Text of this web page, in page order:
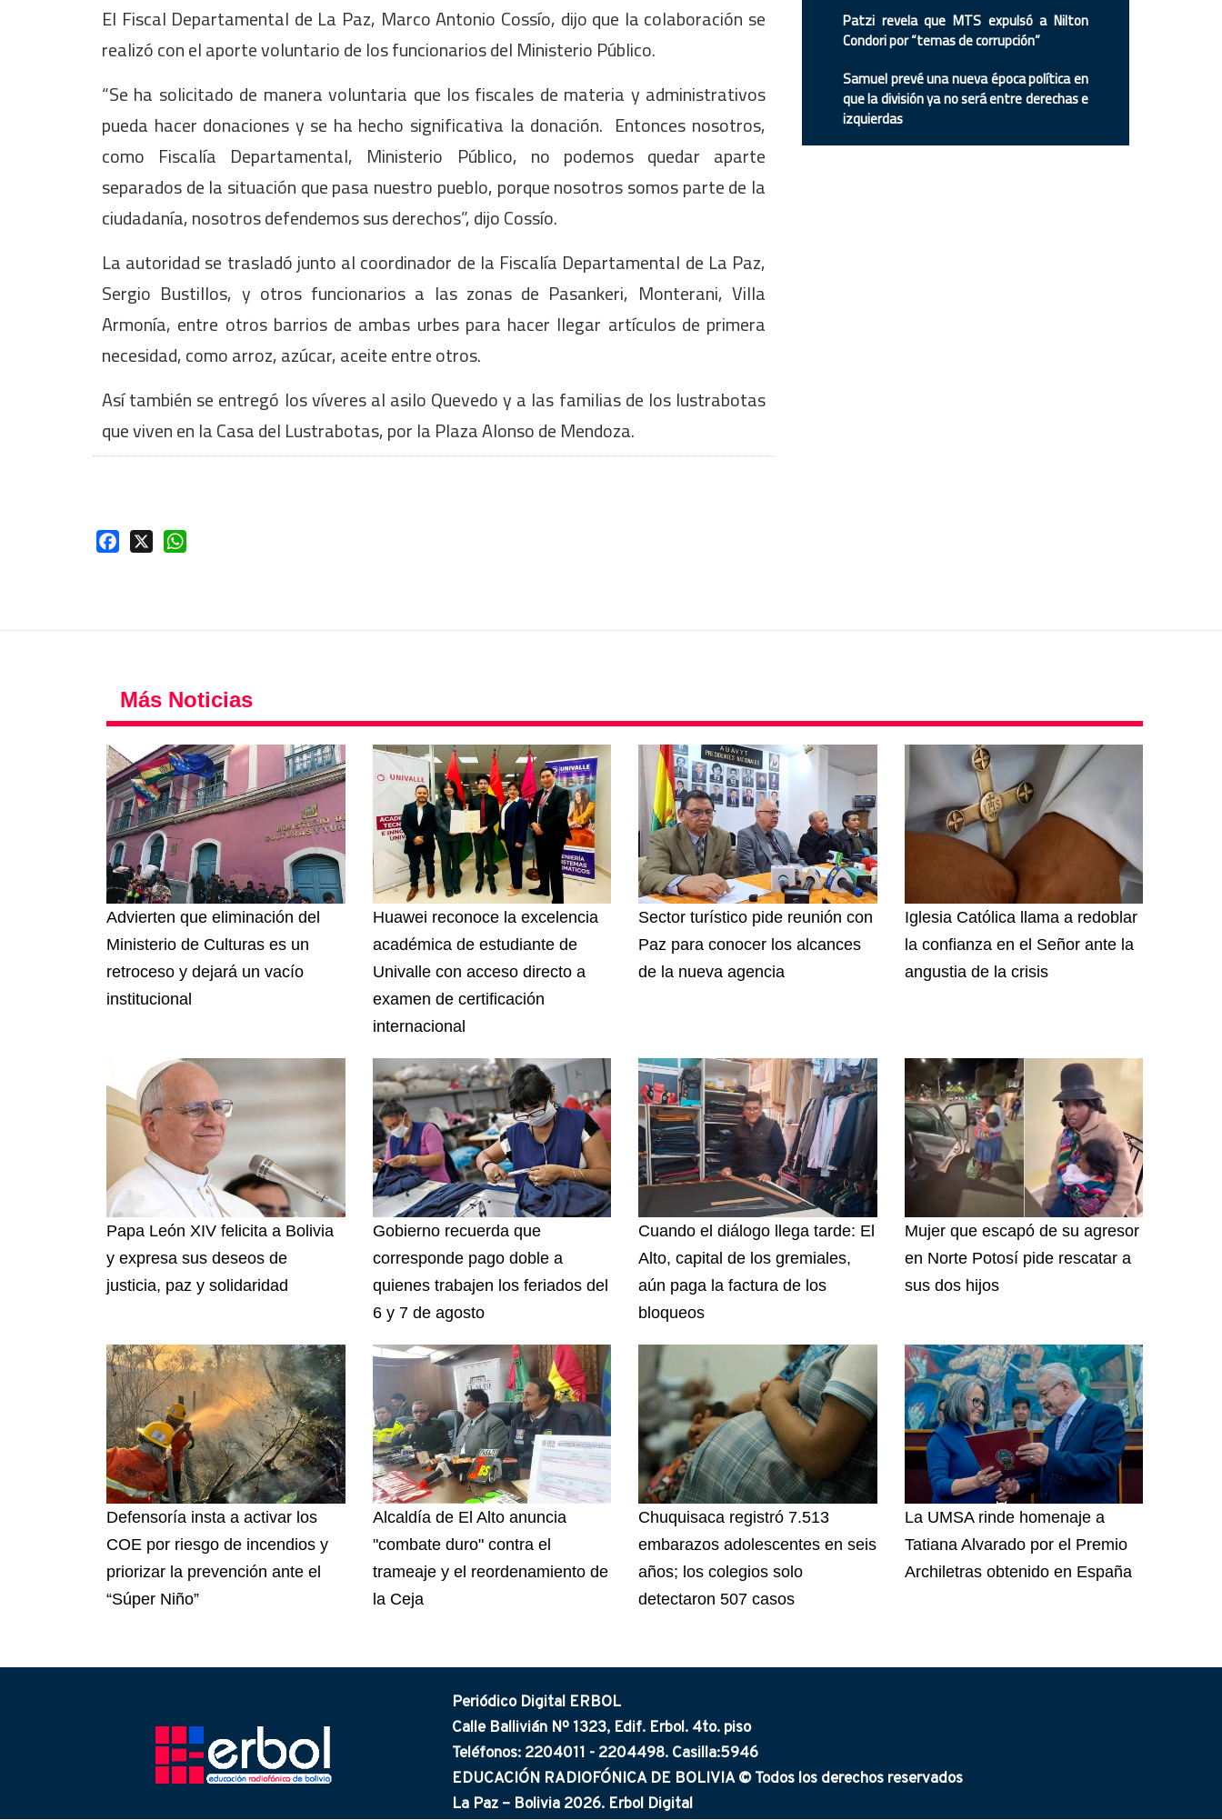
El Fiscal Departamental de La Paz, Marco Antonio Cossío, dijo que la colaboración se
realizó con el aporte voluntario de los funcionarios del Ministerio Público.
“Se ha solicitado de manera voluntaria que los fiscales de materia y administrativos
pueda hacer donaciones y se ha hecho significativa la donación. Entonces nosotros,
como Fiscalía Departamental, Ministerio Público, no podemos quedar aparte
separados de la situación que pasa nuestro pueblo, porque nosotros somos parte de la
ciudadanía, nosotros defendemos sus derechos”, dijo Cossío.
La autoridad se trasladó junto al coordinador de la Fiscalía Departamental de La Paz,
Sergio Bustillos, y otros funcionarios a las zonas de Pasankeri, Monterani, Villa
Armonía, entre otros barrios de ambas urbes para hacer llegar artículos de primera
necesidad, como arroz, azúcar, aceite entre otros.
Así también se entregó los víveres al asilo Quevedo y a las familias de los lustrabotas
que viven en la Casa del Lustrabotas, por la Plaza Alonso de Mendoza.
Facebook
Patzi revela que MTS expulsó a Nilton
Condori por “temas de corrupción”
Samuel prevé una nueva época política en
que la división ya no será entre derechas e
izquierdas
Más Noticias
Advierten que eliminación del
Ministerio de Culturas es un
retroceso y dejará un vacío
institucional
Huawei reconoce la excelencia
académica de estudiante de
Univalle con acceso directo a
examen de certificación
internacional
Sector turístico pide reunión con
Paz para conocer los alcances
de la nueva agencia
Iglesia Católica llama a redoblar
la confianza en el Señor ante la
angustia de la crisis
Papa León XIV felicita a Bolivia
y expresa sus deseos de
justicia, paz y solidaridad
Gobierno recuerda que
corresponde pago doble a
quienes trabajen los feriados del
6 y 7 de agosto
Cuando el diálogo llega tarde: El
Alto, capital de los gremiales,
aún paga la factura de los
bloqueos
Mujer que escapó de su agresor
en Norte Potosí pide rescatar a
sus dos hijos
Defensoría insta a activar los
COE por riesgo de incendios y
priorizar la prevención ante el
“Súper Niño”
Alcaldía de El Alto anuncia
"combate duro" contra el
trameaje y el reordenamiento de
la Ceja
Chuquisaca registró 7.513
embarazos adolescentes en seis
años; los colegios solo
detectaron 507 casos
La UMSA rinde homenaje a
Tatiana Alvarado por el Premio
Archiletras obtenido en España
Periódico Digital ERBOL
Calle Ballivián Nº 1323, Edif. Erbol. 4to. piso
Teléfonos: 2204011 - 2204498. Casilla:5946
EDUCACIÓN RADIOFÓNICA DE BOLIVIA © Todos los derechos reservados
La Paz – Bolivia 2026. Erbol Digital